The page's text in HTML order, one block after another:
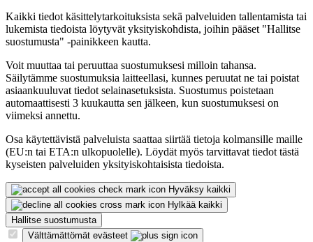
Kaikki tiedot käsittelytarkoituksista sekä palveluiden tallentamista tai
lukemista tiedoista löytyvät yksityiskohdista, joihin pääset "Hallitse
suostumusta" -painikkeen kautta.
Voit muuttaa tai peruuttaa suostumuksesi milloin tahansa.
Säilytämme suostumuksia laitteellasi, kunnes peruutat ne tai poistat
asiaankuuluvat tiedot selainasetuksista. Suostumus poistetaan
automaattisesti 3 kuukautta sen jälkeen, kun suostumuksesi on
viimeksi annettu.
Osa käytettävistä palveluista saattaa siirtää tietoja kolmansille maille
(EU:n tai ETA:n ulkopuolelle). Löydät myös tarvittavat tiedot tästä
kyseisten palveluiden yksityiskohtaisista tiedoista.
Hyväksy kaikki
Hylkää kaikki
Hallitse suostumusta
Välttämättömät evästeet